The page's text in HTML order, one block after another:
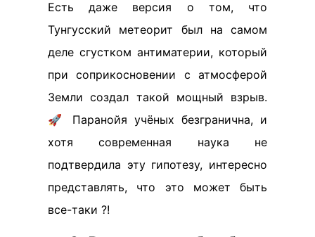
Есть даже версия о том, что
Тунгусский метеорит был на самом
деле сгустком антиматерии, который
при соприкосновении с атмосферой
Земли создал такой мощный взрыв.
🚀 Паранойя учёных безгранична, и
хотя современная наука не
подтвердила эту гипотезу, интересно
представлять, что это может быть
все-таки ?!